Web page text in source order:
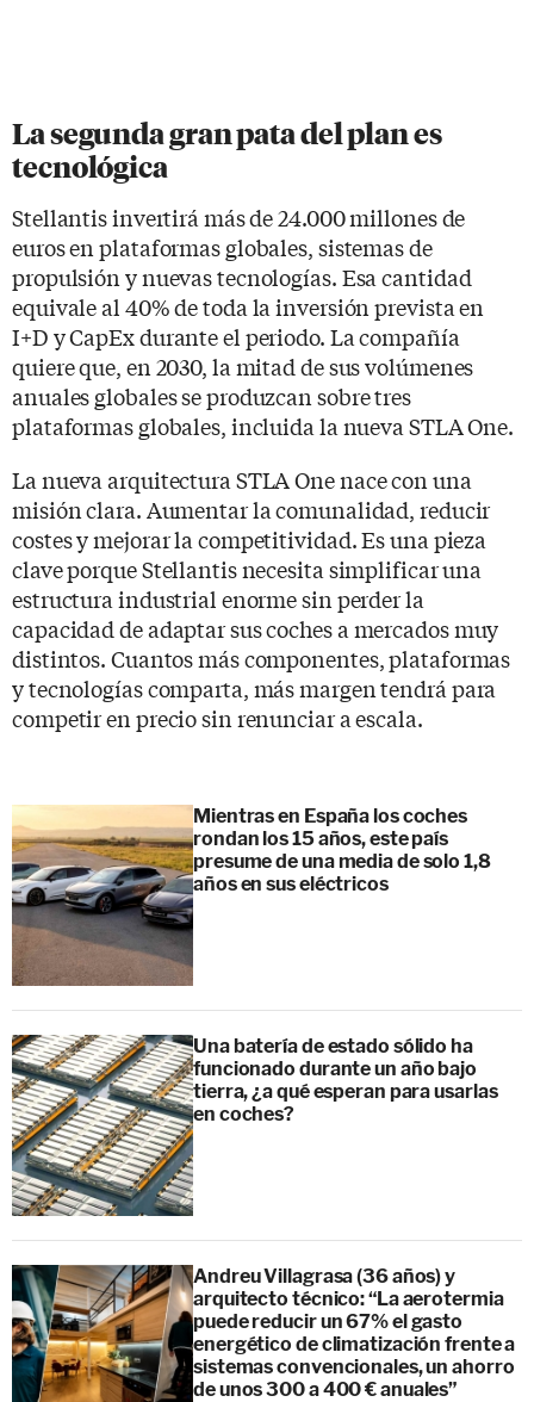
La segunda gran pata del plan es
tecnológica
Stellantis invertirá más de 24.000 millones de
euros en plataformas globales, sistemas de
propulsión y nuevas tecnologías. Esa cantidad
equivale al 40% de toda la inversión prevista en
I+D y CapEx durante el periodo. La compañía
quiere que, en 2030, la mitad de sus volúmenes
anuales globales se produzcan sobre tres
plataformas globales, incluida la nueva STLA One.
La nueva arquitectura STLA One nace con una
misión clara. Aumentar la comunalidad, reducir
costes y mejorar la competitividad. Es una pieza
clave porque Stellantis necesita simplificar una
estructura industrial enorme sin perder la
capacidad de adaptar sus coches a mercados muy
distintos. Cuantos más componentes, plataformas
y tecnologías comparta, más margen tendrá para
competir en precio sin renunciar a escala.
Mientras en España los coches
rondan los 15 años, este país
presume de una media de solo 1,8
años en sus eléctricos
Una batería de estado sólido ha
funcionado durante un año bajo
tierra, ¿a qué esperan para usarlas
en coches?
Andreu Villagrasa (36 años) y
arquitecto técnico: “La aerotermia
puede reducir un 67% el gasto
energético de climatización frente a
sistemas convencionales, un ahorro
de unos 300 a 400 € anuales”